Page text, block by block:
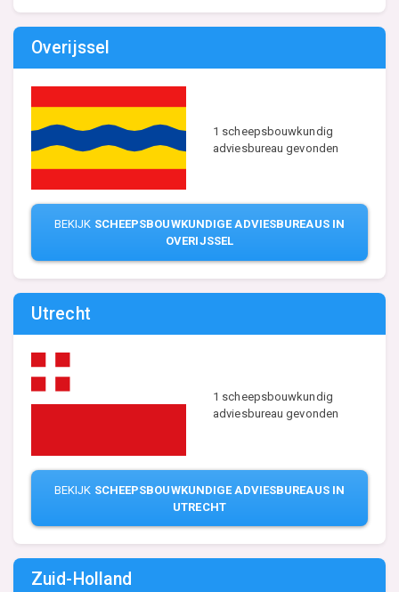
Overijssel
1 scheepsbouwkundig
adviesbureau gevonden
BEKIJK SCHEEPSBOUWKUNDIGE ADVIESBUREAUS IN
OVERIJSSEL
Utrecht
1 scheepsbouwkundig
adviesbureau gevonden
BEKIJK SCHEEPSBOUWKUNDIGE ADVIESBUREAUS IN
UTRECHT
Zuid-Holland